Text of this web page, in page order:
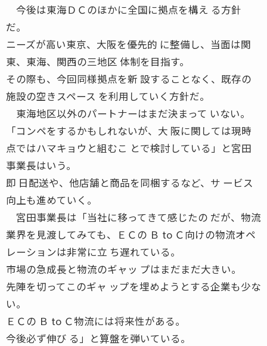
今後は東海ＤＣのほかに全国に拠点を構え る方針
だ。
ニーズが高い東京、大阪を優先的 に整備し、当面は関
東、東海、関西の三地区 体制を目指す。
その際も、今回同様拠点を新 設することなく、既存の
施設の空きスペース を利用していく方針だ。
東海地区以外のパートナーはまだ決まって いない。
「コンペをするかもしれないが、大 阪に関しては現時
点ではハマキョウと組むこ とで検討している」と宮田
事業長はいう。
即 日配送や、他店舗と商品を同梱するなど、サ ービス
向上も進めていく。
宮田事業長は「当社に移ってきて感じたの だが、物流
業界を見渡してみても、ＥＣの Ｂ to Ｃ向けの物流オペ
レーションは非常に立 ち遅れている。
市場の急成長と物流のギャッ プはまだまだ大きい。
先陣を切ってこのギャ ップを埋めようとする企業も少な
い。
ＥＣの Ｂ to Ｃ物流には将来性がある。
今後必ず伸び る」と算盤を弾いている。